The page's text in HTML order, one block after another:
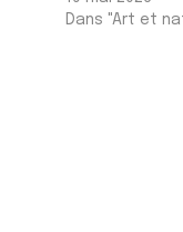
Dans "Art et